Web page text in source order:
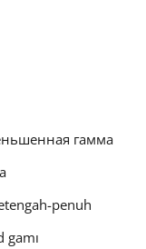
гамма
penuh